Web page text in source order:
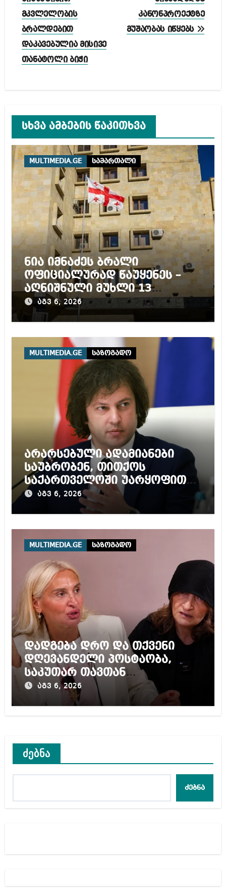
მკვლელობის
ბრალდებით
დაკავებულია მისივე
თანატოლი ბიჭი
კანონპროექტზე
მუშაობას იწყებს
სხვა ამბების წაკითხვა
MULTIMEDIA.GE სამართალი
ნია იმნაძეს ბრალი
ოფიციალურად წაუყენეს –
აღნიშნული მუხლი 13
წლამდე პატიმრობას
ითვალისწინებს
აგვ 6, 2026
MULTIMEDIA.GE საზოგადო
არარსებული ადამიანები
საუბრობენ, თითქოს
საქართველოში უარყოფითი
გარემოა შექმნილი რუსი
ტურისტებისთვის, ჩვენი კარი
აგვ 6, 2026
MULTIMEDIA.GE საზოგადო
დადგება დრო და თქვენი
დღევანდელი პოსტაობა,
საკუთარ თავთან
შეგარცხვენთ – ეკა კუპატაძე
ნანუკა ჟორჟოლიანს
აგვ 6, 2026
ძებნა
ძებნა